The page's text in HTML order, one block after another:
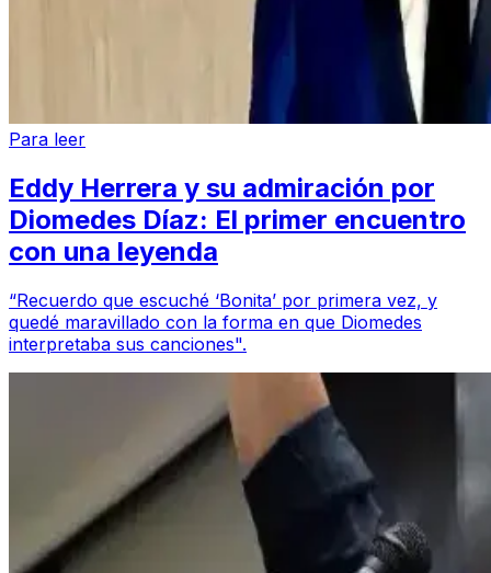
Para leer
Eddy Herrera y su admiración por
Diomedes Díaz: El primer encuentro
con una leyenda
“Recuerdo que escuché ‘Bonita’ por primera vez, y
quedé maravillado con la forma en que Diomedes
interpretaba sus canciones".